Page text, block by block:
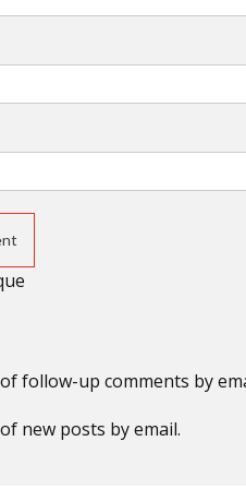
follow-up comments by
new posts by email.